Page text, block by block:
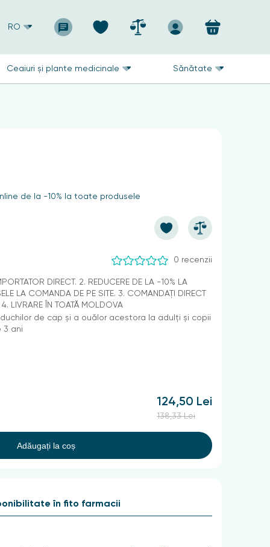
RO
Ceaiuri și plante medicinale Sănătate
de la -10% la toate produsele
0 recenzii
DIRECT. 2. REDUCERE DE LA -10% LA
LA COMANDA DE PE SITE. 3. COMANDAȚI DIRECT
4. LIVRARE ÎN TOATĂ MOLDOVA
de cap și a ouălor acestora la adulți și copii
3 ani
124,50 Lei
138,33 Lei
Adăugați la coș
în fito farmacii